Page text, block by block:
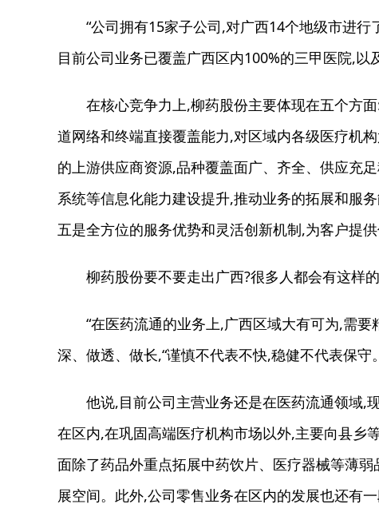
“公司拥有15家子公司,对广西14个地级市进行
目前公司业务已覆盖广西区内100%的三甲医院,以
在核心竞争力上,柳药股份主要体现在五个方面:
道网络和终端直接覆盖能力,对区域内各级医疗机
的上游供应商资源,品种覆盖面广、齐全、供应充
系统等信息化能力建设提升,推动业务的拓展和服
五是全方位的服务优势和灵活创新机制,为客户提供
柳药股份要不要走出广西?很多人都会有这样的
“在医药流通的业务上,广西区域大有可为,需要
深、做透、做长,“谨慎不代表不快,稳健不代表保守
他说,目前公司主营业务还是在医药流通领域,
在区内,在巩固高端医疗机构市场以外,主要向县乡
面除了药品外重点拓展中药饮片、医疗器械等薄
展空间。此外,公司零售业务在区内的发展也还有